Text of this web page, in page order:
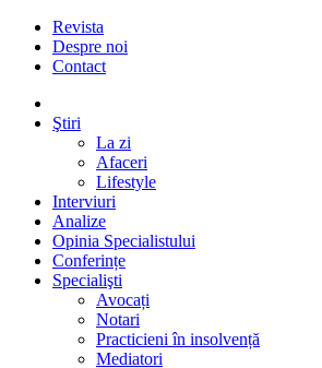
Revista
Despre noi
Contact
Ştiri
La zi
Afaceri
Lifestyle
Interviuri
Analize
Opinia Specialistului
Conferințe
Specialişti
Avocați
Notari
Practicieni în insolvență
Mediatori